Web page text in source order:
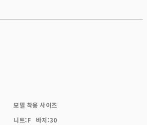
모델 착용 사이즈
니트:F 바지:30